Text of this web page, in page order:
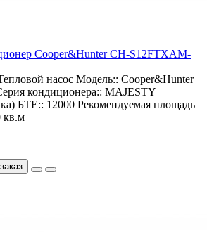
Cooper&Hunter CH-S12FTXAM-
насос Модель:: Cooper&Hunter
кондиционера:: MAJESTY
БТЕ:: 12000 Рекомендуемая площадь
кв.м